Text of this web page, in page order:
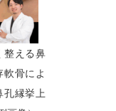
整える鼻
骨によ
孔縁挙上